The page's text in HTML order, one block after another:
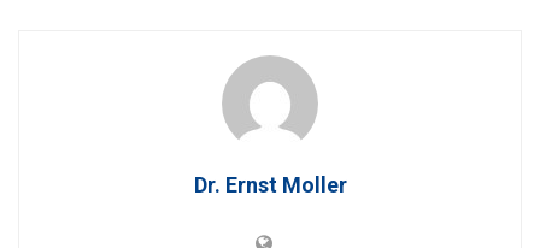
Dr. Ernst Moller